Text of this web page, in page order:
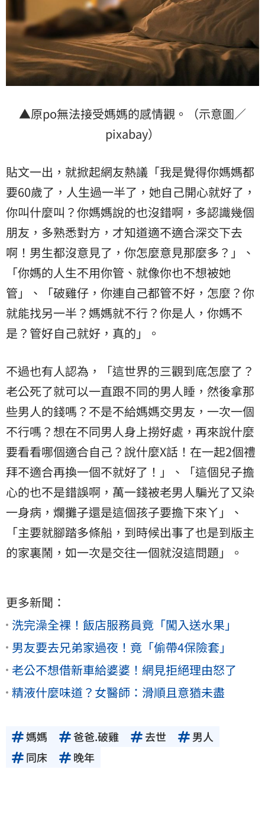
▲原po無法接受媽媽的感情觀。（示意圖／
pixabay）
貼文一出，就掀起網友熱議「我是覺得你媽媽都
要60歲了，人生過一半了，她自己開心就好了，
你叫什麼叫？你媽媽說的也沒錯啊，多認識幾個
朋友，多熟悉對方，才知道適不適合深交下去
啊！男生都沒意見了，你怎麼意見那麼多？」、
「你媽的人生不用你管、就像你也不想被她
管」、「破雞仔，你連自己都管不好，怎麼？你
就能找另一半？媽媽就不行？你是人，你媽不
是？管好自己就好，真的」。
不過也有人認為，「這世界的三觀到底怎麼了？
老公死了就可以一直跟不同的男人睡，然後拿那
些男人的錢嗎？不是不給媽媽交男友，一次一個
不行嗎？想在不同男人身上撈好處，再來說什麼
要看看哪個適合自己？說什麼X話！在一起2個禮
拜不適合再換一個不就好了！」、「這個兒子擔
心的也不是錯誤啊，萬一錢被老男人騙光了又染
一身病，爛攤子還是這個孩子要擔下來ㄚ」、
「主要就腳踏多條船，到時候出事了也是到版主
的家裏鬧，如一次是交往一個就沒這問題」。
更多新聞：
洗完澡全裸！飯店服務員竟「闖入送水果」
男友要去兄弟家過夜！竟「偷帶4保險套」
老公不想借新車給婆婆！網見拒絕理由怒了
精液什麼味道？女醫師：滑順且意猶未盡
媽媽 爸爸.破雞 去世
男人
同床
晚年